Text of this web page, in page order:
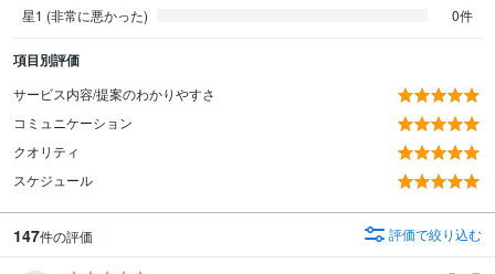
星1 (非常に悪かった)
0件
項目別評価
サービス内容/提案のわかりやすさ
コミュニケーション
クオリティ
スケジュール
147件の評価 評価で絞り込む